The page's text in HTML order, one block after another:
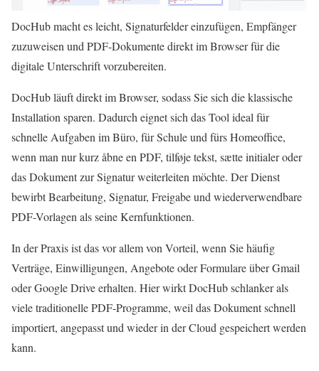
DocHub macht es leicht, Signaturfelder einzufügen, Empfänger
zuzuweisen und PDF-Dokumente direkt im Browser für die
digitale Unterschrift vorzubereiten.
DocHub läuft direkt im Browser, sodass Sie sich die klassische
Installation sparen. Dadurch eignet sich das Tool ideal für
schnelle Aufgaben im Büro, für Schule und fürs Homeoffice,
wenn man nur kurz åbne en PDF, tilføje tekst, sætte initialer oder
das Dokument zur Signatur weiterleiten möchte. Der Dienst
bewirbt Bearbeitung, Signatur, Freigabe und wiederverwendbare
PDF-Vorlagen als seine Kernfunktionen.
In der Praxis ist das vor allem von Vorteil, wenn Sie häufig
Verträge, Einwilligungen, Angebote oder Formulare über Gmail
oder Google Drive erhalten. Hier wirkt DocHub schlanker als
viele traditionelle PDF-Programme, weil das Dokument schnell
importiert, angepasst und wieder in der Cloud gespeichert werden
kann.